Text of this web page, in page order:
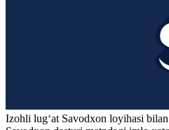
Izohli lugʻat Savodxon loyihasi